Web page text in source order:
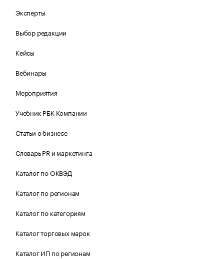
Эксперты
Выбор редакции
Кейсы
Вебинары
Мероприятия
Учебник РБК Компании
Статьи о бизнесе
Словарь PR и маркетинга
Каталог по ОКВЭД
Каталог по регионам
Каталог по категориям
Каталог торговых марок
Каталог ИП по регионам